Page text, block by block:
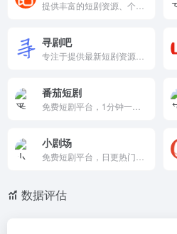
寻剧吧
番茄短剧
小剧场
数据评估